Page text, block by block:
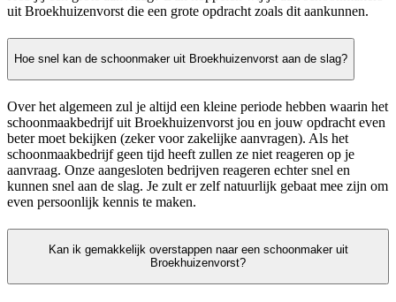
uit Broekhuizenvorst die een grote opdracht zoals dit aankunnen.
Hoe snel kan de schoonmaker uit Broekhuizenvorst aan de slag?
Over het algemeen zul je altijd een kleine periode hebben waarin het
schoonmaakbedrijf uit Broekhuizenvorst jou en jouw opdracht even
beter moet bekijken (zeker voor zakelijke aanvragen). Als het
schoonmaakbedrijf geen tijd heeft zullen ze niet reageren op je
aanvraag. Onze aangesloten bedrijven reageren echter snel en
kunnen snel aan de slag. Je zult er zelf natuurlijk gebaat mee zijn om
even persoonlijk kennis te maken.
Kan ik gemakkelijk overstappen naar een schoonmaker uit
Broekhuizenvorst?